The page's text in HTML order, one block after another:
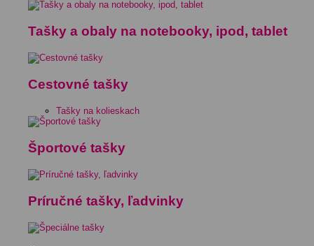
Tašky a obaly na notebooky, ipod, tablet
Cestovné tašky
Tašky na kolieskach
Športové tašky
Príručné tašky, ľadvinky